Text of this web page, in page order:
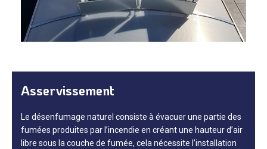
Asservissement
Le désenfumage naturel consiste à évacuer une partie des
fumées produites par l’incendie en créant une hauteur d’air
libre sous la couche de fumée, cela nécessite l’installation